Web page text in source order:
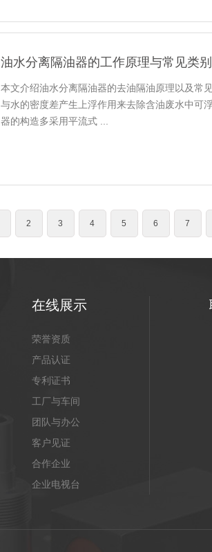
油水分离隔油器的工作原理与常见类别
本文介绍油水分离隔油器的去油隔油原理以及常
与水的密度差产生上浮作用来去除含油废水中可
器的构造多采用平流式 ...
2 3 4 5 6 7
在线展示
荣誉资质
产品认证
专利证书
工厂与车间
团队与办公
客户见证
合作企业
企业电视台